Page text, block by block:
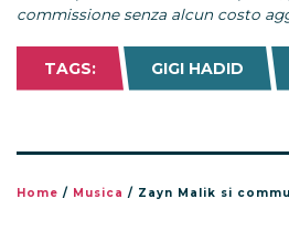
commissione senza alcun costo
TAGS: GIGI HADID
Home / Musica / Zayn Malik si commuove